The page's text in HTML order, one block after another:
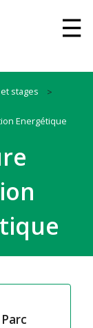
stages
Energétique